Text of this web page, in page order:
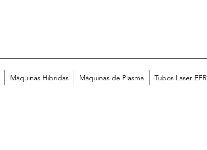
Máquinas Hibridas Máquinas de Plasma Tubos Laser EFR